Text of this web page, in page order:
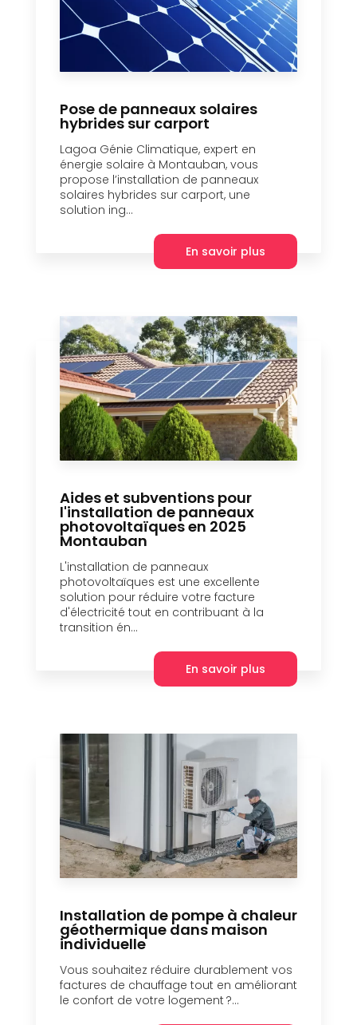
Pose de panneaux solaires
hybrides sur carport
Lagoa Génie Climatique, expert en
énergie solaire à Montauban, vous
propose l’installation de panneaux
solaires hybrides sur carport, une
solution ing...
En savoir plus
Aides et subventions pour
l'installation de panneaux
photovoltaïques en 2025
Montauban
L'installation de panneaux
photovoltaïques est une excellente
solution pour réduire votre facture
d'électricité tout en contribuant à la
transition én...
En savoir plus
Installation de pompe à chaleur
géothermique dans maison
individuelle
Vous souhaitez réduire durablement vos
factures de chauffage tout en améliorant
le confort de votre logement ?...